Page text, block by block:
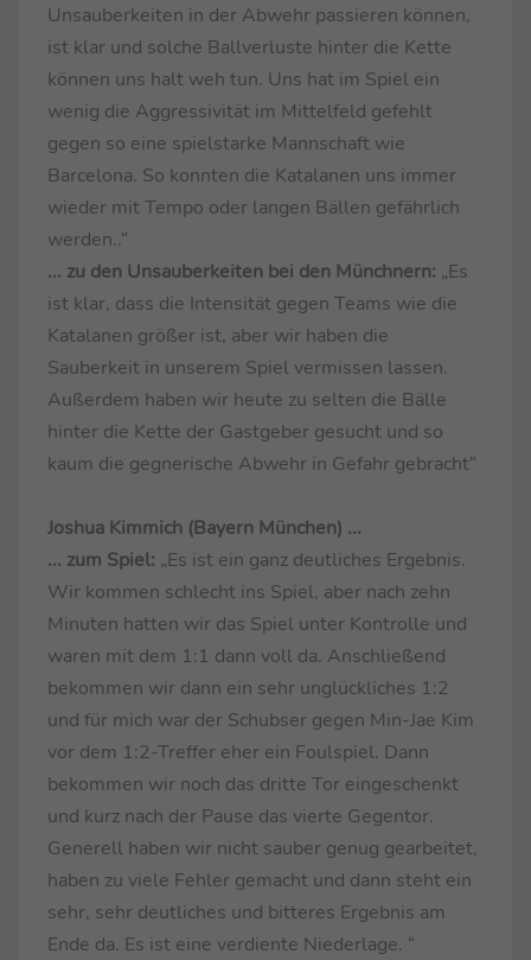
Unsauberkeiten in der Abwehr passieren können,
ist klar und solche Ballverluste hinter die Kette
können uns halt weh tun. Uns hat im Spiel ein
wenig die Aggressivität im Mittelfeld gefehlt
gegen so eine spielstarke Mannschaft wie
Barcelona. So konnten die Katalanen uns immer
wieder mit Tempo oder langen Bällen gefährlich
werden..“
... zu den Unsauberkeiten bei den Münchnern: „Es
ist klar, dass die Intensität gegen Teams wie die
Katalanen größer ist, aber wir haben die
Sauberkeit in unserem Spiel vermissen lassen.
Außerdem haben wir heute zu selten die Bälle
hinter die Kette der Gastgeber gesucht und so
kaum die gegnerische Abwehr in Gefahr gebracht“
Joshua Kimmich (Bayern München) ...
... zum Spiel: „Es ist ein ganz deutliches Ergebnis.
Wir kommen schlecht ins Spiel, aber nach zehn
Minuten hatten wir das Spiel unter Kontrolle und
waren mit dem 1:1 dann voll da. Anschließend
bekommen wir dann ein sehr unglückliches 1:2
und für mich war der Schubser gegen Min-Jae Kim
vor dem 1:2-Treffer eher ein Foulspiel. Dann
bekommen wir noch das dritte Tor eingeschenkt
und kurz nach der Pause das vierte Gegentor.
Generell haben wir nicht sauber genug gearbeitet,
haben zu viele Fehler gemacht und dann steht ein
sehr, sehr deutliches und bitteres Ergebnis am
Ende da. Es ist eine verdiente Niederlage. “